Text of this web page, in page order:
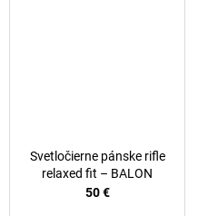
Svetločierne pánske rifle
relaxed fit – BALON
50 €